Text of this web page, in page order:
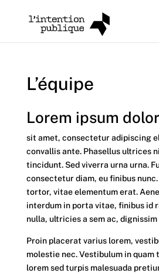
L’équipe
Lorem ipsum dolor
sit amet, consectetur adipiscing
convallis ante. Phasellus ultrices
tincidunt. Sed viverra urna urna.
consectetur diam, eu finibus nunc.
tortor, vitae elementum erat.
interdum in porta vitae, finibus id
nulla, ultricies a sem ac, dignissim
Proin placerat varius lorem,
molestie nec. Vestibulum in quam
lorem sed turpis malesuada